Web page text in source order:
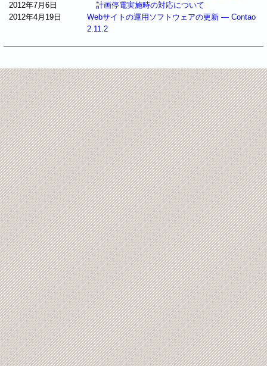
2012年7月6日
計画停電実施時の対応について
2012年4月19日
Webサイトの運用ソフトウェアの更新 ― Contao
2.11.2